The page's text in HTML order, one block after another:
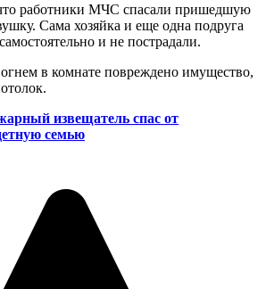
работники МЧС спасали пришедшую
Сама хозяйка и еще одна подруга
и не пострадали.
огнем в комнате повреждено имущество,
извещатель спас от
семью